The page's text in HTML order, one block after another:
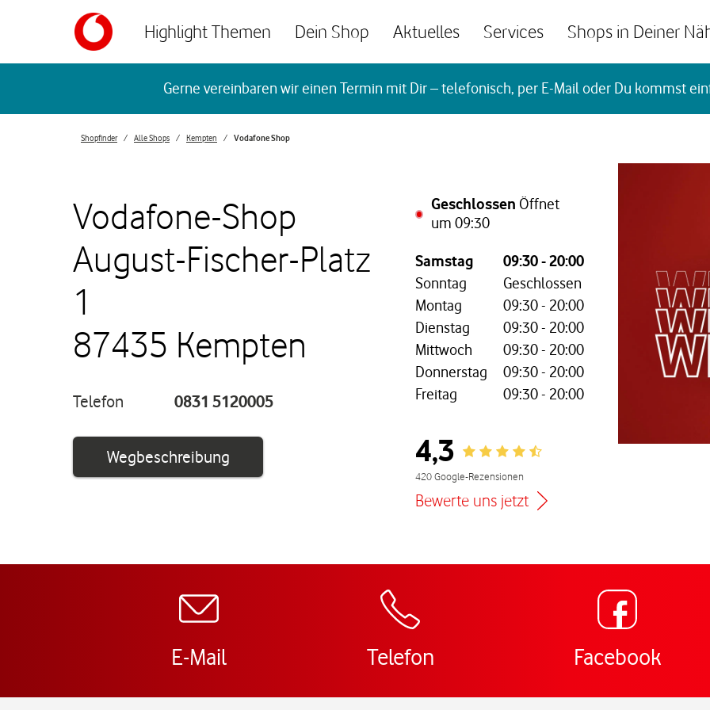
Highlight Themen Dein Shop Aktuelles Services Shops in Deiner
Gerne vereinbaren wir einen Termin mit Dir – telefonisch, per E-Mail oder Du kommst
Shopfinder Alle Shops Kempten Vodafone Shop
Vodafone-Shop
August-Fischer-Platz
1
87435 Kempten
Telefon 0831 5120005
WegbeschreibungLink öffnet in einem neuen Tab
Geschlossen Öffnet
um 09:30
Wochentag, Öffnungszeiten
Samstag 09:30-20:00
Sonntag
Geschlossen
Montag
09:30- 20:00
Dienstag
09:30- 20:00
Mittwoch
09:30- 20:00
Donnerstag
09:30- 20:00
Freitag
09:30- 20:00
4,3 Rating 4.3
420 Google-Rezensionen
Bewerte uns jetzt
E-Mail Telefon Facebook